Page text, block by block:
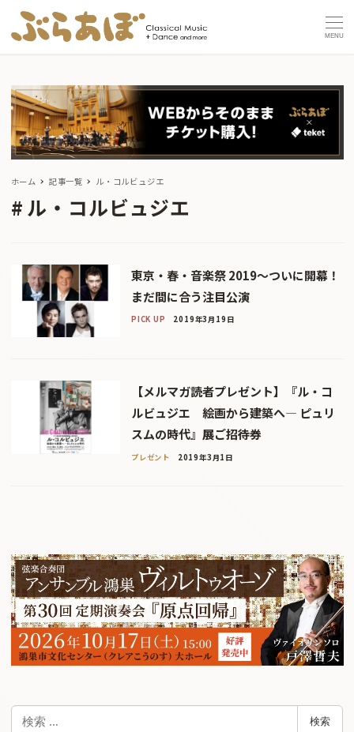
MENU
ホーム 記事一覧 ル・コルビュジエ
ル・コルビュジエ
東京・春・音楽祭 2019〜ついに開幕！
まだ間に合う注目公演
PICK UP 2019年3月19日
【メルマガ読者プレゼント】『ル・コ
ルビュジエ 絵画から建築へ― ピュリ
スムの時代』展ご招待券
プレゼント 2019年3月1日
検
検索